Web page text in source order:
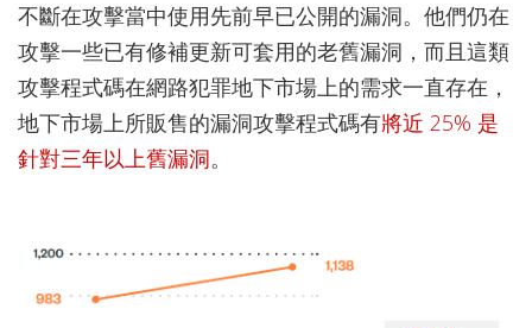
不斷在攻擊當中使用先前早已公開的漏洞。他們仍在
攻擊一些已有修補更新可套用的老舊漏洞，而且這類
攻擊程式碼在網路犯罪地下市場上的需求一直存在，
地下市場上所販售的漏洞攻擊程式碼有將近 25% 是
針對三年以上舊漏洞。